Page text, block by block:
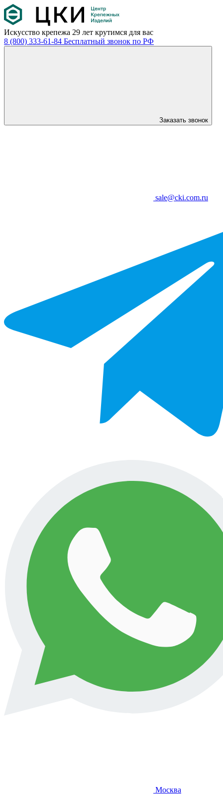
Искусство крепежа 29 лет крутимся для вас
8 (800) 333-61-84 Бесплатный звонок по РФ
Заказать звонок
sale@cki.com.ru
Москва